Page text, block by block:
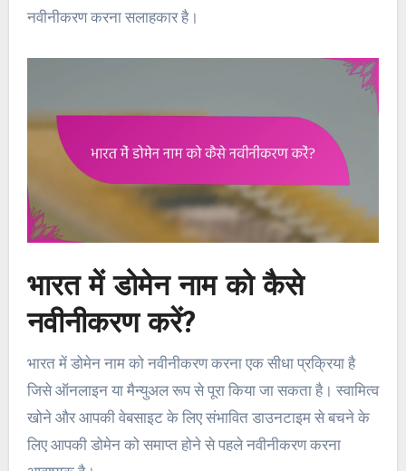
नवीनीकरण करना सलाहकार है।
भारत में डोमेन नाम को कैसे
नवीनीकरण करें?
भारत में डोमेन नाम को नवीनीकरण करना एक सीधा प्रक्रिया है
जिसे ऑनलाइन या मैन्युअल रूप से पूरा किया जा सकता है। स्वामित्व
खोने और आपकी वेबसाइट के लिए संभावित डाउनटाइम से बचने के
लिए आपकी डोमेन को समाप्त होने से पहले नवीनीकरण करना